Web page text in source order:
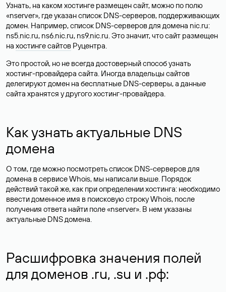
Узнать, на каком хостинге размещен сайт, можно по полю
«nserver», где указан список DNS-серверов, поддерживающих
домен. Например, список DNS-серверов для домена nic.ru:
ns5.nic.ru, ns6.nic.ru, ns9.nic.ru. Это значит, что сайт размещен
на хостинге сайтов Руцентра.
Это простой, но не всегда достоверный способ узнать
хостинг-провайдера сайта. Иногда владельцы сайтов
делегируют домен на бесплатные DNS-серверы, а данные
сайта хранятся у другого хостинг-провайдера.
Как узнать актуальные DNS
домена
О том, где можно посмотреть список DNS-серверов для
домена в сервисе Whois, мы написали выше. Порядок
действий такой же, как при определении хостинга: необходимо
ввести доменное имя в поисковую строку Whois, после
получения ответа найти поле «nserver». В нем указаны
актуальные DNS домена.
Расшифровка значения полей
для доменов .ru, .su и .рф: